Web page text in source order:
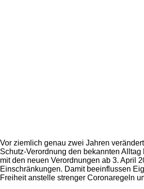
Vor ziemlich genau zwei Jahren
Schutz-Verordnung den bekannten Alltag
mit den neuen Verordnungen ab 3. April
Einschränkungen. Damit beeinflussen
Freiheit anstelle strenger Coronaregeln